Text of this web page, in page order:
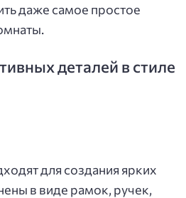
даже самое простое
деталей в стиле
для создания ярких
в виде рамок, ручек,